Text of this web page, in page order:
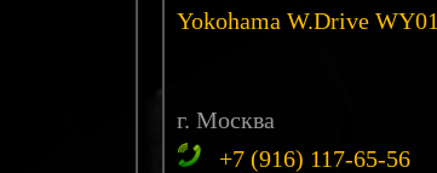
Yokohama W.Drive WY01
г. Москва
+7 (916) 117-65-56